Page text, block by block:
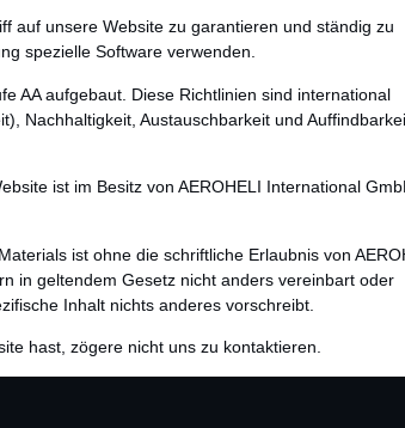
auf unsere Website zu garantieren und ständig zu
spezielle Software verwenden.
AA aufgebaut. Diese Richtlinien sind international
Nachhaltigkeit, Austauschbarkeit und
ist im Besitz von AEROHELI International
ist ohne die schriftliche Erlaubnis von
in geltendem Gesetz nicht anders vereinbart oder
Inhalt nichts anderes vorschreibt.
hast, zögere nicht uns zu kontaktieren.